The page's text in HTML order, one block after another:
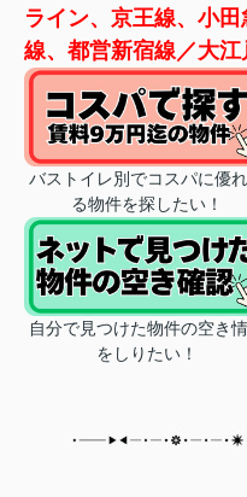
ライン、京王線、小
線、都営新宿線／大江
バストイレ別でコスパに優
る物件を探したい！
自分で見つけた物件の空き
をしりたい！